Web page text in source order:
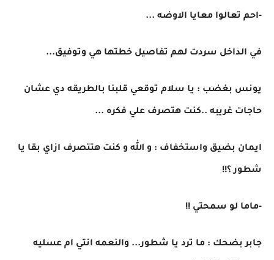
-احم تعالوا معايا الاوضه ...
في الداخل سردت لهم تفاصيل خطتها هي وتوفيق...
يونس بغضب : يا سلام توقعي قلبنا بالطريقه دي عشان
حاجات غريبه ..كنت هتصرف علي فكره ...
ايمان بضيق واستخفاف : و الله و كنت هتتصرف ازاي بقا يا
شطور ؟!!
-ماما لو سمحتي !!
جابر بضحك : ما ترد يا شطور... والنعمه انتي ام عسليه